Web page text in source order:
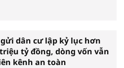
dân cư lập kỷ lục hơn
tỷ đồng, dòng vốn vẫn
kênh an toàn